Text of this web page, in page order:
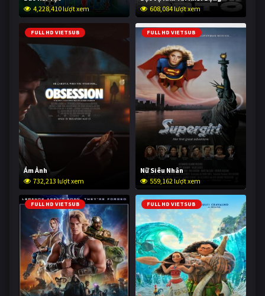
4,228,410 lượt xem
608,084 lượt xem
FULL HD VIETSUB
Ám Ảnh
732,213 lượt xem
FULL HD VIETSUB
Nữ Siêu Nhân
559,162 lượt xem
FULL HD VIETSUB FULL HD VIETSUB